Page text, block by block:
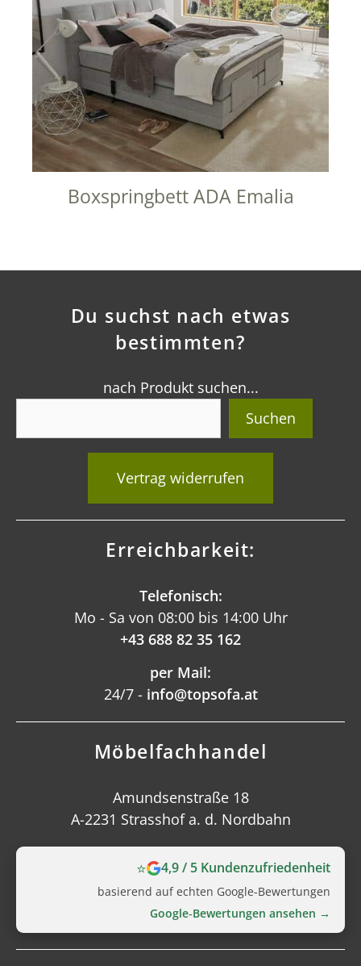
Boxspringbett ADA Emalia
Du suchst nach etwas
bestimmten?
nach Produkt suchen...
Suchen
Vertrag widerrufen
Erreichbarkeit:
Telefonisch:
Mo - Sa von 08:00 bis 14:00 Uhr
+43 688 82 35 162
per Mail:
24/7 - info@topsofa.at
Möbelfachhandel
Amundsenstraße 18
A-2231 Strasshof a. d. Nordbahn
⭐ 4,9 / 5 Kundenzufriedenheit
basierend auf echten Google‑Bewertungen
Google‑Bewertungen ansehen →